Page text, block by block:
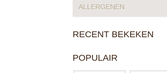
ALLERGENEN
RECENT BEKEKEN
POPULAIR